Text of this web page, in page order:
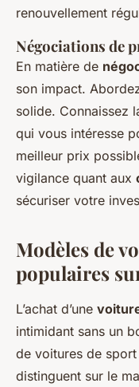
renouvellement
Négociations de
En matière de
son impact.
solide. Connaissez
qui vous intéresse
meilleur prix
vigilance quant aux
sécuriser votre
Modèles de
populaires
L’achat d’une
intimidant sans un
de voitures de
distinguent sur le